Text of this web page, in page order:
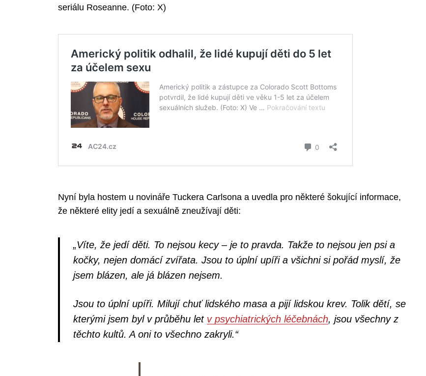
seriálu Roseanne. (Foto: X)
Nyní byla hostem u novináře Tuckera Carlsona a uvedla pro některé šokující informace,
že některé elity jedí a sexuálně zneužívají děti:
„Víte, že jedí děti. To nejsou kecy – je to pravda. Takže to nejsou jen psi a
kočky, nejen domácí zvířata. Jsou to úplní upíři a všichni si pořád myslí, že
jsem blázen, ale já blázen nejsem.
Jsou to úplní upíři. Milují chuť lidského masa a pijí lidskou krev. Tolik dětí, se
kterými jsem byl v průběhu let v psychiatrických léčebnách, jsou všechny z
těchto kultů. A oni to všechno zakryli.“